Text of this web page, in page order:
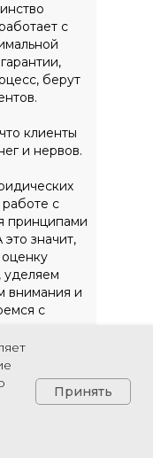
с
берут
клиенты
и нервов.
с
принципами
значит,
уделяем
внимания и
с
до
дел,
тяжелыми
Принять